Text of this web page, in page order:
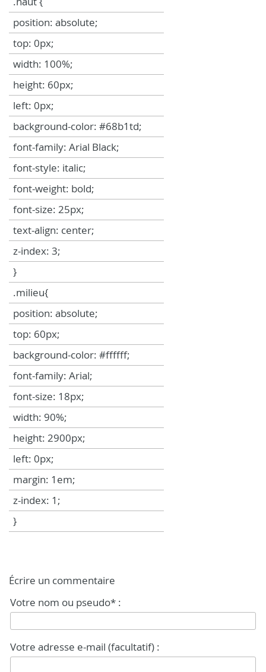
position: absolute;
top: 0px;
width: 100%;
height: 60px;
left: 0px;
background-color: #68b1td;
font-family: Arial Black;
font-style: italic;
font-weight: bold;
font-size: 25px;
text-align: center;
z-index: 3;
}
.milieu{
position: absolute;
top: 60px;
background-color: #ffffff;
font-family: Arial;
font-size: 18px;
width: 90%;
height: 2900px;
left: 0px;
margin: 1em;
z-index: 1;
}
Écrire un commentaire
Votre nom ou pseudo* :
Votre adresse e-mail (facultatif) :